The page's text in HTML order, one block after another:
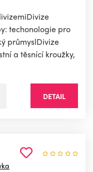
techonologie pro
průmyslDivize
a těsnící kroužky,
DETAIL